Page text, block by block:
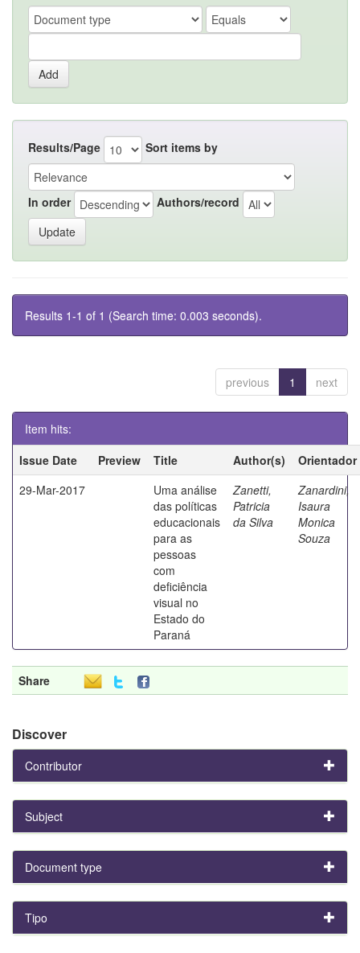
Results/Page Sort items by
In order Authors/record
Results 1-1 of 1 (Search time: 0.003 seconds).
previous 1 next
Item hits:
Issue Date
Preview Title Author(s)
Orientador
29-Mar-2017
Uma análise
das políticas
educacionais
para as
pessoas
com
deficiência
visual no
Estado do
Paraná
Zanetti,
Patricia
da Silva
Zanardini,
Isaura
Monica
Souza
Share
Discover
Contributor
Subject
Document type
Tipo